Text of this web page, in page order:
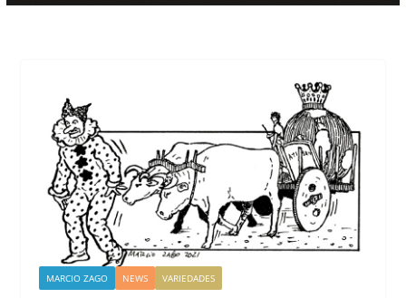
MARCIO ZAGO NEWS VARIEDADES